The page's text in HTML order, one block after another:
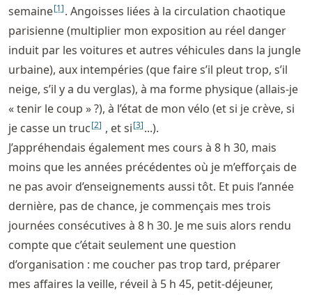
semaine[1]. Angoisses liées à la circulation chaotique
parisienne (multiplier mon exposition au réel danger
induit par les voitures et autres véhicules dans la jungle
urbaine), aux intempéries (que faire s’il pleut trop, s’il
neige, s’il y a du verglas), à ma forme physique (allais-je
« tenir le coup » ?), à l’état de mon vélo (et si je crève, si
je casse un truc[2] , et si[3]...).
J’appréhendais également mes cours à 8 h 30, mais
moins que les années précédentes où je m’efforçais de
ne pas avoir d’enseignements aussi tôt. Et puis l’année
dernière, pas de chance, je commençais mes trois
journées consécutives à 8 h 30. Je me suis alors rendu
compte que c’était seulement une question
d’organisation : me coucher pas trop tard, préparer
mes affaires la veille, réveil à 5 h 45, petit-déjeuner,